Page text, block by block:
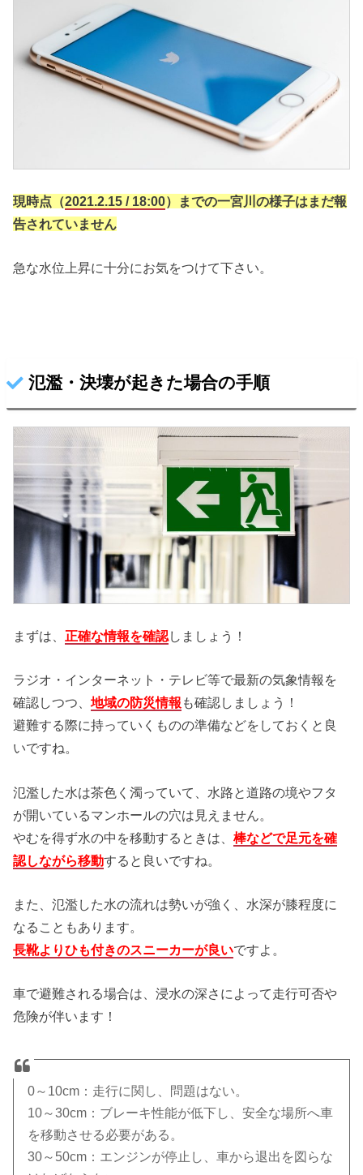
現時点（2021.2.15 / 18:00）までの一宮川の様子はまだ報
告されていません
急な水位上昇に十分にお気をつけて下さい。
氾濫・決壊が起きた場合の手順
まずは、 正確な情報を確認しましょう！
ラジオ・インターネット・テレビ等で最新の気象情報を
確認しつつ、地域の防災情報 も確認しましょう！
避難する際に持っていくものの準備などをしておくと良
いですね。
氾濫した水は茶色く濁っていて、水路と道路の境やフタ
が開いているマンホールの穴は見えません。
やむを得ず水の中を移動するときは、棒などで足元を確
認しながら移動すると良いですね。
また、氾濫した水の流れは勢いが強く、水深が膝程度に
なることもあります。
長靴よりひも付きのスニーカーが良いですよ。
車で避難される場合は、浸水の深さによって走行可否や
危険が伴います！
0～10cm：走行に関し、問題はない。
10～30cm：ブレーキ性能が低下し、安全な場所へ車
を移動させる必要がある。
30～50cm：エンジンが停止し、車から退出を図らな